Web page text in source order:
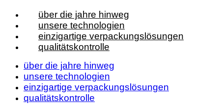
über die jahre hinweg
unsere technologien
einzigartige verpackungslösungen
qualitätskontrolle
über die jahre hinweg
unsere technologien
einzigartige verpackungslösungen
qualitätskontrolle